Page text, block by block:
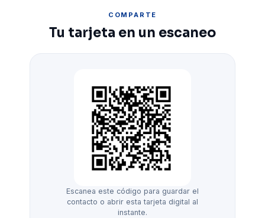
COMPARTE
Tu tarjeta en un escaneo
Escanea este código para guardar el
contacto o abrir esta tarjeta digital al
instante.